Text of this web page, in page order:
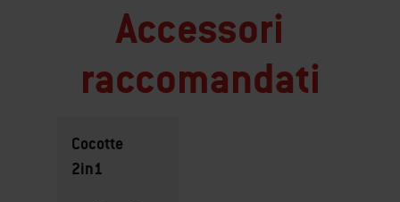
Accessori
raccomandati
Cocotte
2in1